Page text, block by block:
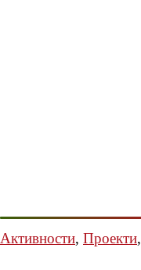
Активности, Проекти,